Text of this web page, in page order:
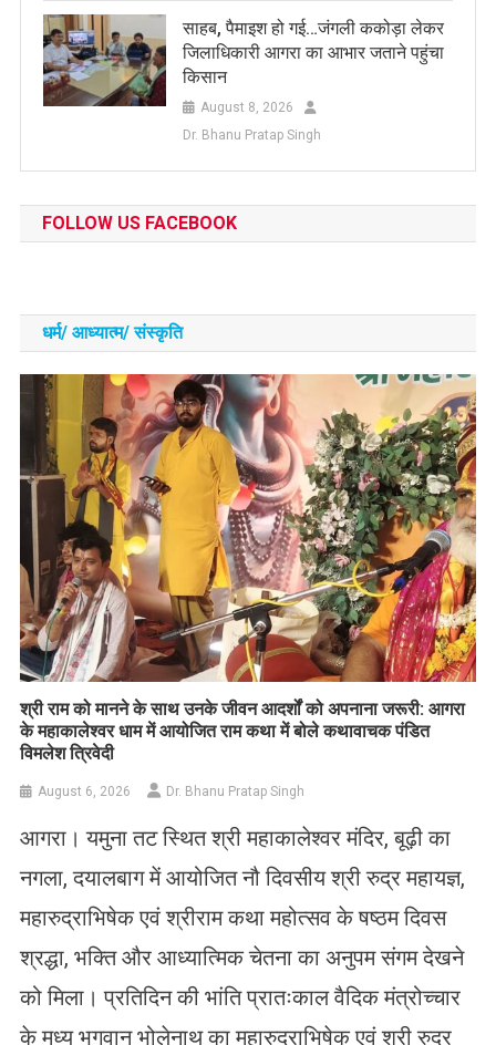
साहब, पैमाइश हो गई…जंगली ककोड़ा लेकर
जिलाधिकारी आगरा का आभार जताने पहुंचा
किसान
August 8, 2026
Dr. Bhanu Pratap Singh
FOLLOW US FACEBOOK
धर्म/ आध्‍यात्‍म/ संस्‍कृति
​श्री राम को मानने के साथ उनके जीवन आदर्शों को अपनाना जरूरी: आगरा
के महाकालेश्वर धाम में आयोजित राम कथा में बोले कथावाचक पंडित
विमलेश त्रिवेदी
August 6, 2026 Dr. Bhanu Pratap Singh
आगरा। यमुना तट स्थित श्री महाकालेश्वर मंदिर, बूढ़ी का
नगला, दयालबाग में आयोजित नौ दिवसीय श्री रुद्र महायज्ञ,
महारुद्राभिषेक एवं श्रीराम कथा महोत्सव के षष्ठम दिवस
श्रद्धा, भक्ति और आध्यात्मिक चेतना का अनुपम संगम देखने
को मिला। प्रतिदिन की भांति प्रातःकाल वैदिक मंत्रोच्चार
के मध्य भगवान भोलेनाथ का महारुद्राभिषेक एवं श्री रुद्र